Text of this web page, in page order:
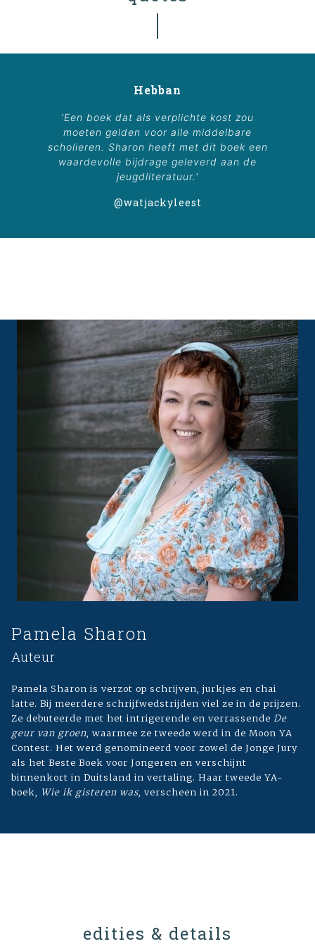
Hebban
'Een boek dat als verplichte kost zou
moeten gelden voor alle middelbare
scholieren. Sharon heeft met dit boek een
waardevolle bijdrage geleverd aan de
jeugdliteratuur.'
@watjackyleest
Pamela Sharon
Auteur
Pamela Sharon is verzot op schrijven, jurkjes en chai
latte. Bij meerdere schrijfwedstrijden viel ze in de prijzen.
Ze debuteerde met het intrigerende en verrassende De
geur van groen , waarmee ze tweede werd in de Moon YA
Contest. Het werd genomineerd voor zowel de Jonge Jury
als het Beste Boek voor Jongeren en verschijnt
binnenkort in Duitsland in vertaling. Haar tweede YA-
boek,
Wie ik gisteren was , verscheen in 2021.
edities & details